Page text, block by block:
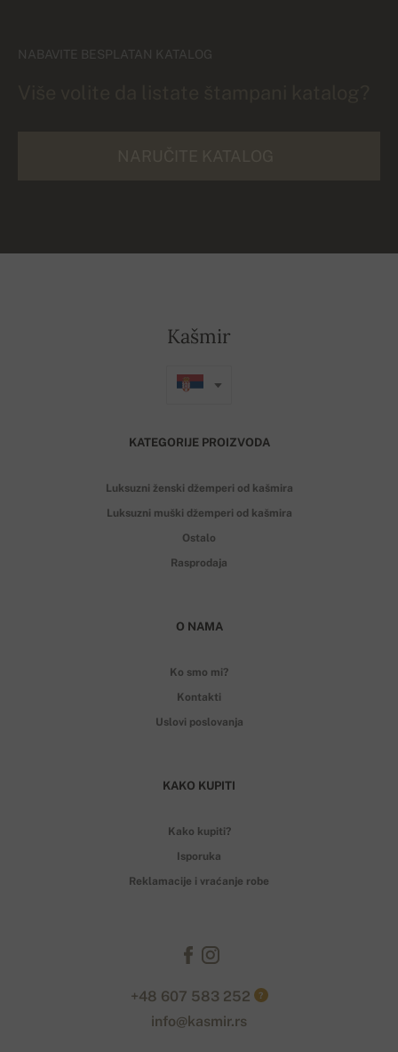
NABAVITE BESPLATAN KATALOG
Kašmir
KATEGORIJE PROIZVODA
Luksuzni ženski džemperi od kašmira
Luksuzni muški džemperi od kašmira
Ostalo
Rasprodaja
O NAMA
Ko smo mi?
Kontakti
Uslovi poslovanja
KAKO KUPITI
Kako kupiti?
Isporuka
Reklamacije i vraćanje robe
+48 607 583 252 ?
info@kasmir.rs